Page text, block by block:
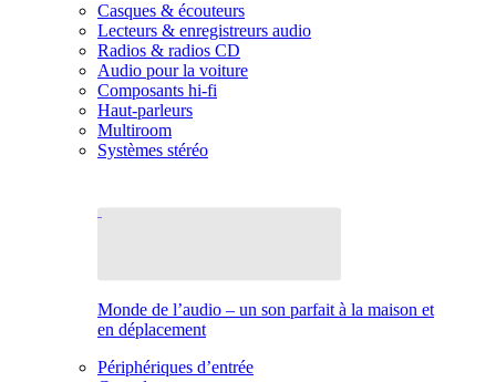
Casques & écouteurs
Lecteurs & enregistreurs audio
Radios & radios CD
Audio pour la voiture
Composants hi-fi
Haut-parleurs
Multiroom
Systèmes stéréo
Monde de l’audio – un son parfait à la maison et
en déplacement
Périphériques d’entrée